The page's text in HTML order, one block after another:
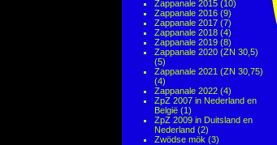
Zappanale 2015 (10)
Zappanale 2016 (9)
Zappanale 2017 (7)
Zappanale 2018 (4)
Zappanale 2019 (8)
Zappanale 2020 (ZN 30,5)
(5)
Zappanale 2021 (ZN 30,75)
(4)
Zappanale 2022 (4)
ZpZ 2007 in Nederland en
België (1)
ZpZ 2009 in Duitsland en
Nederland (2)
Zwödse mök (3)